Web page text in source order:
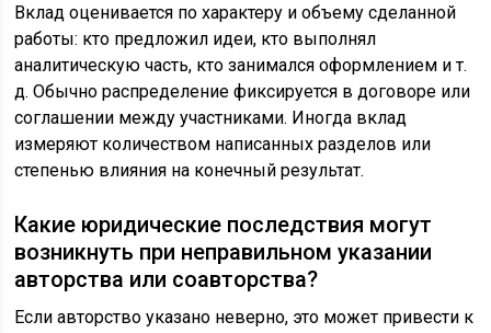
Вклад оценивается по характеру и объему сделанной
работы: кто предложил идеи, кто выполнял
аналитическую часть, кто занимался оформлением и т.
д. Обычно распределение фиксируется в договоре или
соглашении между участниками. Иногда вклад
измеряют количеством написанных разделов или
степенью влияния на конечный результат.
Какие юридические последствия могут
возникнуть при неправильном указании
авторства или соавторства?
Если авторство указано неверно, это может привести к